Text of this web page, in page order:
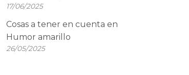
17/06/2025
Cosas a tener en cuenta en
Humor amarillo
26/05/2025